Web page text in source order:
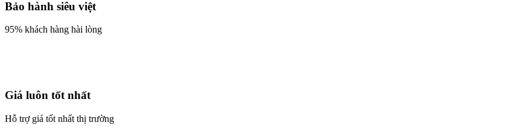
Bảo hành siêu việt
95% khách hàng hài lòng
Giá luôn tốt nhất
Hỗ trợ giá tốt nhất thị trường